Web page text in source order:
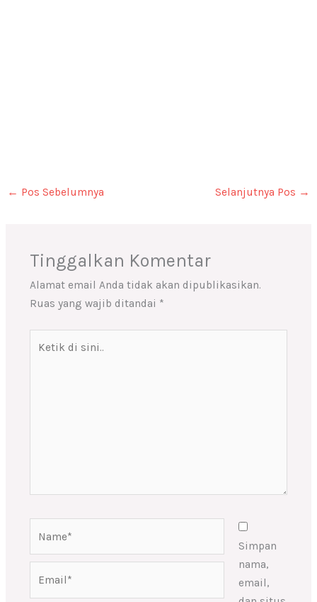
← Pos Sebelumnya Selanjutnya Pos →
Tinggalkan Komentar
Alamat email Anda tidak akan dipublikasikan.
Ruas yang wajib ditandai *
Simpan
nama,
email,